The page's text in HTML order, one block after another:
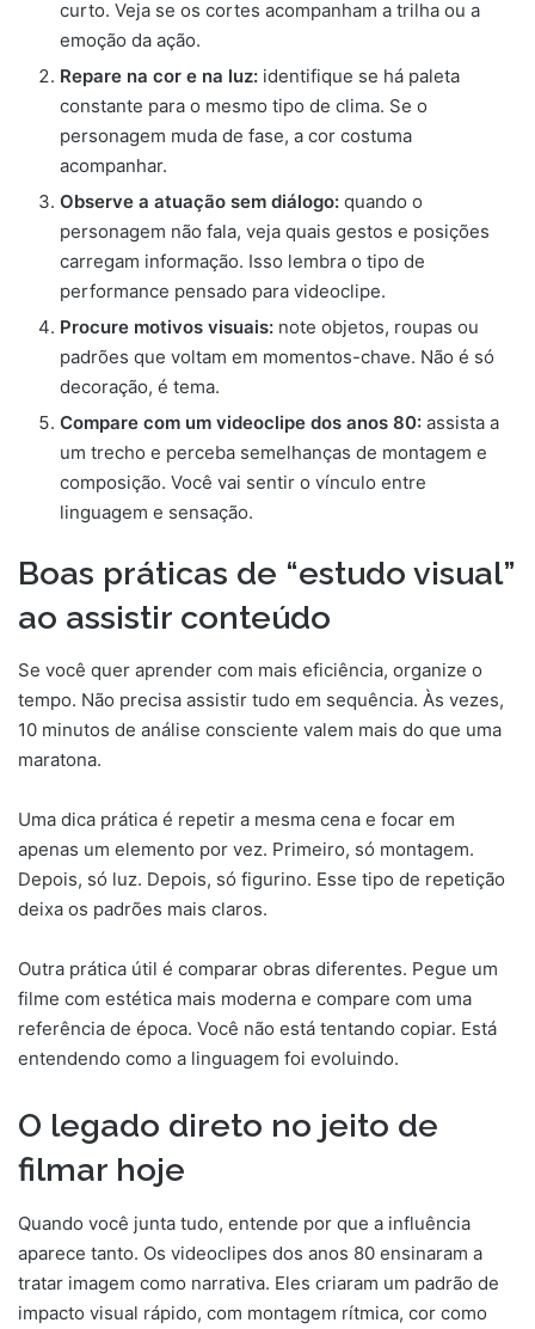
curto. Veja se os cortes acompanham a trilha ou a
emoção da ação.
Repare na cor e na luz: identifique se há paleta
constante para o mesmo tipo de clima. Se o
personagem muda de fase, a cor costuma
acompanhar.
Observe a atuação sem diálogo: quando o
personagem não fala, veja quais gestos e posições
carregam informação. Isso lembra o tipo de
performance pensado para videoclipe.
Procure motivos visuais: note objetos, roupas ou
padrões que voltam em momentos-chave. Não é só
decoração, é tema.
Compare com um videoclipe dos anos 80: assista a
um trecho e perceba semelhanças de montagem e
composição. Você vai sentir o vínculo entre
linguagem e sensação.
Boas práticas de “estudo visual”
ao assistir conteúdo
Se você quer aprender com mais eficiência, organize o
tempo. Não precisa assistir tudo em sequência. Às vezes,
10 minutos de análise consciente valem mais do que uma
maratona.
Uma dica prática é repetir a mesma cena e focar em
apenas um elemento por vez. Primeiro, só montagem.
Depois, só luz. Depois, só figurino. Esse tipo de repetição
deixa os padrões mais claros.
Outra prática útil é comparar obras diferentes. Pegue um
filme com estética mais moderna e compare com uma
referência de época. Você não está tentando copiar. Está
entendendo como a linguagem foi evoluindo.
O legado direto no jeito de
filmar hoje
Quando você junta tudo, entende por que a influência
aparece tanto. Os videoclipes dos anos 80 ensinaram a
tratar imagem como narrativa. Eles criaram um padrão de
impacto visual rápido, com montagem rítmica, cor como